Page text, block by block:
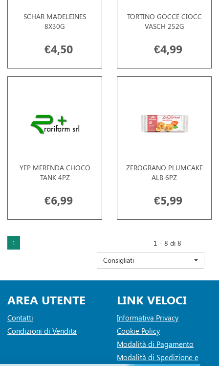
SCHAR MADELEINES
8X30G
€4,50
TORTINO GOCCE CIOCC
VASCH 252G
€4,99
YEP MERENDA CHOCO
TANK 4PZ
€6,99
ZEROGRANO PLUMCAKE
ALB 6PZ
€5,99
1
1 - 8 di 8
Consigliati
AREA UTENTE
Contatti
Condizioni di Vendita
LINK VELOCI
Informativa Privacy
Cookie Policy
Modalità di Pagamento
Modalità di Spedizione e